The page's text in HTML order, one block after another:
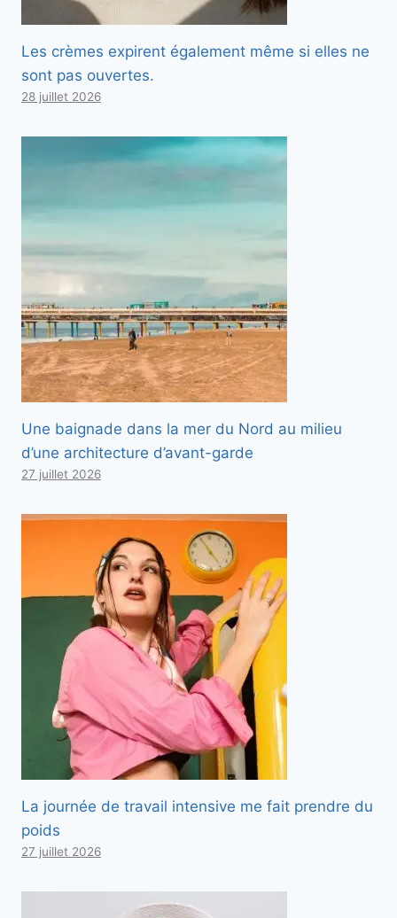
Les crèmes expirent également même si elles ne
sont pas ouvertes.
28 juillet 2026
Une baignade dans la mer du Nord au milieu
d’une architecture d’avant-garde
27 juillet 2026
La journée de travail intensive me fait prendre du
poids
27 juillet 2026